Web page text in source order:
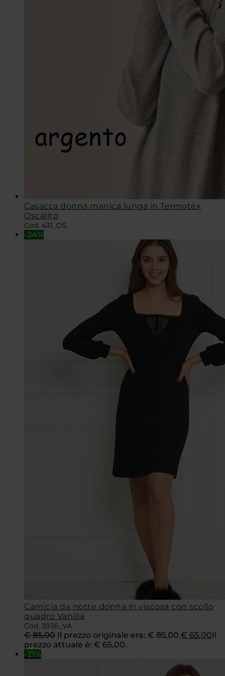
Casacca donna manica lunga in Termotex
Oscalito
Cod. 431_OS
-24%
Camicia da notte donna in viscosa con scollo
quadro Vanilla
Cod. 3936_VA
€85,00 Il prezzo originale era: € 85,00.€ 65,00Il
prezzo attuale è: € 65,00.
-21%